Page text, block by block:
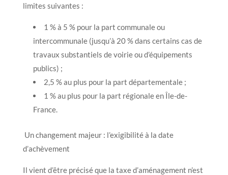
limites suivantes :
1 % à 5 % pour la part communale ou
intercommunale (jusqu’à 20 % dans certains cas de
travaux substantiels de voirie ou d’équipements
publics) ;
2,5 % au plus pour la part départementale ;
1 % au plus pour la part régionale en Île-de-
France.
Un changement majeur : l’exigibilité à la date
d’achèvement
Il vient d’être précisé que la taxe d’aménagement n’est